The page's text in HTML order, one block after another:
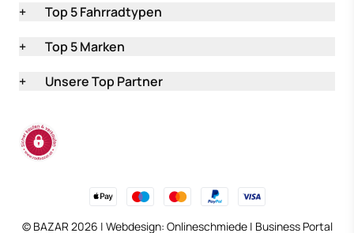
+
Top 5 Fahrradtypen
+
Top 5 Marken
+
Unsere Top Partner
© BAZAR 2026 | Webdesign: Onlineschmiede (öffnet in neuem
| Business Portal